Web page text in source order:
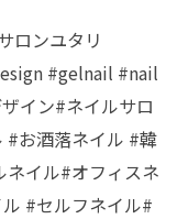
ロンユタリ
#gelnail #nail
イン#ネイルサロ
#お酒落ネイル #韓
イル#オフィスネ
#セルフネイル#